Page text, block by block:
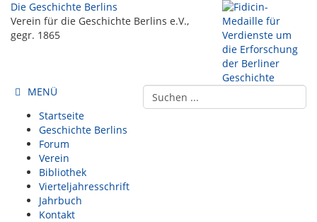
Die Geschichte Berlins
Verein für die Geschichte Berlins e.V.,
gegr. 1865
MENÜ
Startseite
Geschichte Berlins
Forum
Verein
Bibliothek
Vierteljahresschrift
Jahrbuch
Kontakt